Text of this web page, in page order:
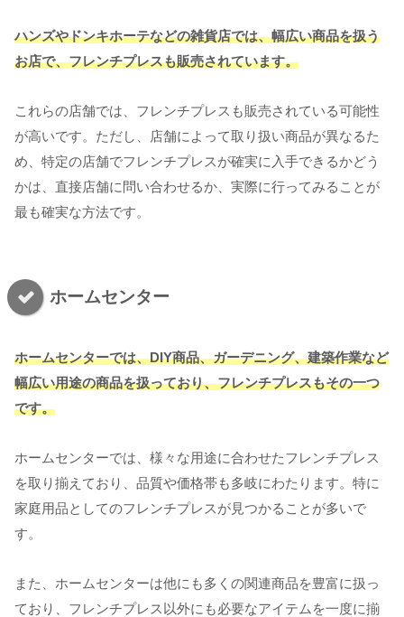
ハンズやドンキホーテなどの雑貨店では、幅広い商品を扱う
お店で、フレンチプレスも販売されています。
これらの店舗では、フレンチプレスも販売されている可能性
が高いです。ただし、店舗によって取り扱い商品が異なるた
め、特定の店舗でフレンチプレスが確実に入手できるかどう
かは、直接店舗に問い合わせるか、実際に行ってみることが
最も確実な方法です。
ホームセンター
ホームセンターでは、DIY商品、ガーデニング、建築作業など
幅広い用途の商品を扱っており、フレンチプレスもその一つ
です。
ホームセンターでは、様々な用途に合わせたフレンチプレス
を取り揃えており、品質や価格帯も多岐にわたります。特に
家庭用品としてのフレンチプレスが見つかることが多いで
す。
また、ホームセンターは他にも多くの関連商品を豊富に扱っ
ており、フレンチプレス以外にも必要なアイテムを一度に揃